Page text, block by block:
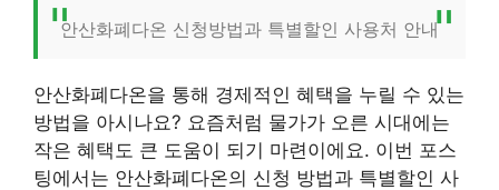
안산화폐다온 신청방법과 특별할인 사용처 안내
안산화폐다온을 통해 경제적인 혜택을 누릴 수 있는
방법을 아시나요? 요즘처럼 물가가 오른 시대에는
작은 혜택도 큰 도움이 되기 마련이에요. 이번 포스
팅에서는 안산화폐다온의 신청 방법과 특별할인 사